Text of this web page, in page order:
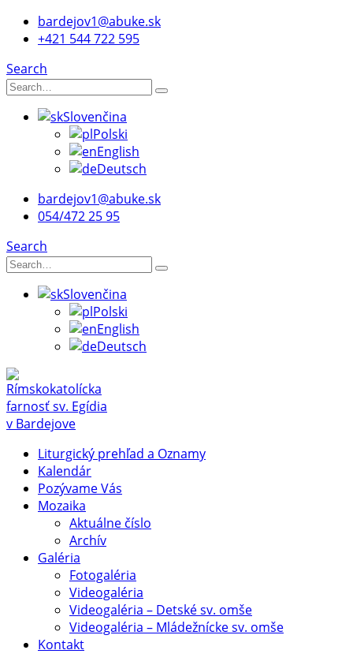
bardejov1@abuke.sk
+421 544 722 595
Search
Slovenčina
Polski
English
Deutsch
bardejov1@abuke.sk
054/472 25 95
Search
Slovenčina
Polski
English
Deutsch
Liturgický prehľad a Oznamy
Kalendár
Pozývame Vás
Mozaika
Aktuálne číslo
Archív
Galéria
Fotogaléria
Videogaléria
Videogaléria – Detské sv. omše
Videogaléria – Mládežnícke sv. omše
Kontakt